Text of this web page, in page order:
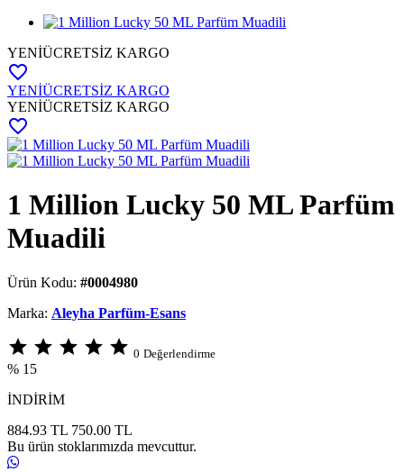
YENİÜCRETSİZ KARGO
favorite_border
YENİÜCRETSİZ KARGO
YENİÜCRETSİZ KARGO
favorite_border
1 Million Lucky 50 ML Parfüm
Muadili
Ürün Kodu: #0004980
Marka: Aleyha Parfüm-Esans
star star star star star 0 Değerlendirme
% 15
İNDİRİM
884.93 TL 750.00 TL
Bu ürün stoklarımızda mevcuttur.